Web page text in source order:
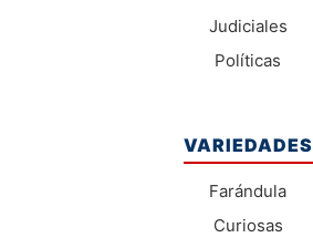
Judiciales
Políticas
VARIEDADES
Farándula
Curiosas